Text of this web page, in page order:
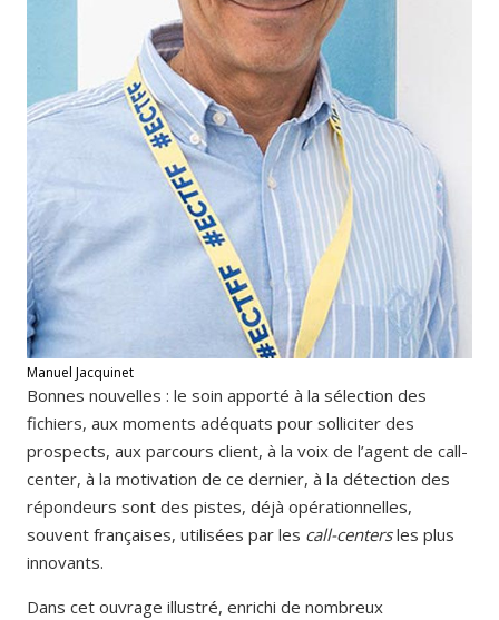
Manuel Jacquinet
Bonnes nouvelles : le soin apporté à la sélection des
fichiers, aux moments adéquats pour solliciter des
prospects, aux parcours client, à la voix de l’agent de call-
center, à la motivation de ce dernier, à la détection des
répondeurs sont des pistes, déjà opérationnelles,
souvent françaises, utilisées par les call-centersles plus
innovants.
Dans cet ouvrage illustré, enrichi de nombreux